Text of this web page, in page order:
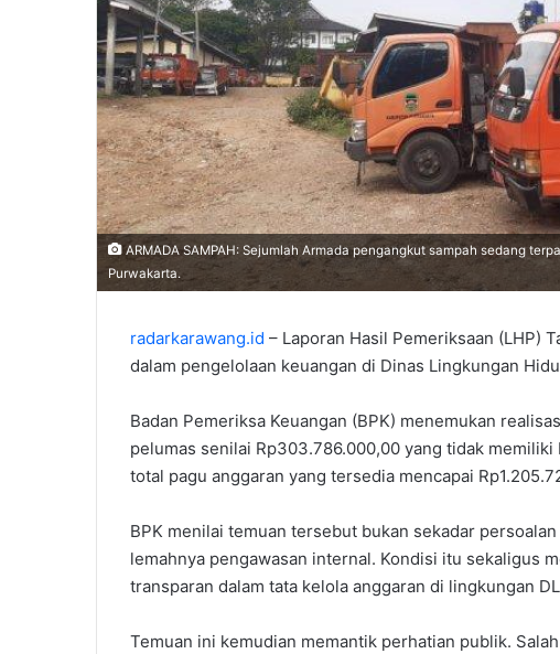
ARMADA SAMPAH: Sejumlah Armada pengangkut sampah sedang
Purwakarta.
radarkarawang.id – Laporan Hasil Pemeriksaan (LHP)
dalam pengelolaan keuangan di Dinas Lingkungan
Badan Pemeriksa Keuangan (BPK) menemukan
pelumas senilai Rp303.786.000,00 yang tidak
total pagu anggaran yang tersedia mencapai
BPK menilai temuan tersebut bukan sekadar
lemahnya pengawasan internal. Kondisi itu sekaligus
transparan dalam tata kelola anggaran di lingkungan
Temuan ini kemudian memantik perhatian publik.